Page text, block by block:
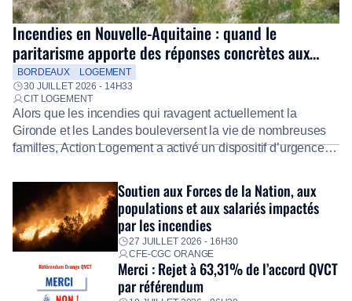
Incendies en Nouvelle-Aquitaine : quand le
paritarisme apporte des réponses concrètes aux
salariés
BORDEAUX
LOGEMENT
30 JUILLET 2026 - 14H33
CIT LOGEMENT
Alors que les incendies qui ravagent actuellement la
Gironde et les Landes bouleversent la vie de nombreuses
familles, Action Logement a activé un dispositif d’urgence
Fidèle à sa mission d’utilité sociale, le Groupe mobilise
immédiatement ses équipes afin de proposer un diagnostic
personnalisé, des aides financières pour faire face aux
premières dépenses, […]
Soutien aux Forces de la Nation, aux
populations et aux salariés impactés
par les incendies
27 JUILLET 2026 - 16H30
CFE-CGC ORANGE
Merci : Rejet à 63,31% de l’accord QVCT
par référendum